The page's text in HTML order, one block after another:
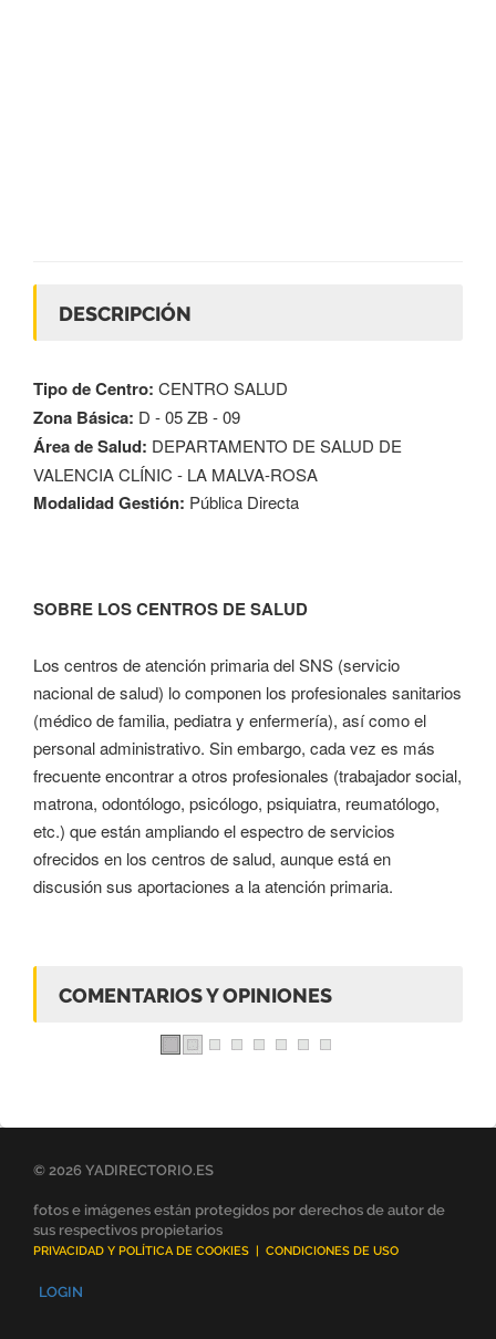
DESCRIPCIÓN
Tipo de Centro: CENTRO SALUD
Zona Básica: D - 05 ZB - 09
Área de Salud: DEPARTAMENTO DE SALUD DE
VALENCIA CLÍNIC - LA MALVA-ROSA
Modalidad Gestión: Pública Directa
SOBRE LOS CENTROS DE SALUD
Los centros de atención primaria del SNS (servicio
nacional de salud) lo componen los profesionales sanitarios
(médico de familia, pediatra y enfermería), así como el
personal administrativo. Sin embargo, cada vez es más
frecuente encontrar a otros profesionales (trabajador social,
matrona, odontólogo, psicólogo, psiquiatra, reumatólogo,
etc.) que están ampliando el espectro de servicios
ofrecidos en los centros de salud, aunque está en
discusión sus aportaciones a la atención primaria.
COMENTARIOS Y OPINIONES
© 2026 YADIRECTORIO.ES
fotos e imágenes están protegidos por derechos de autor de
sus respectivos propietarios
PRIVACIDAD Y POLÍTICA DE COOKIES | CONDICIONES DE USO
LOGIN